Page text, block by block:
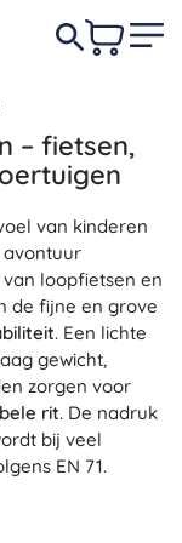
– fietsen,
van kinderen
avontuur
loopfietsen en
de fijne en grove
. Een lichte
gewicht,
zorgen voor
rit. De nadruk
bij veel
EN 71.
je voor
aluminium of